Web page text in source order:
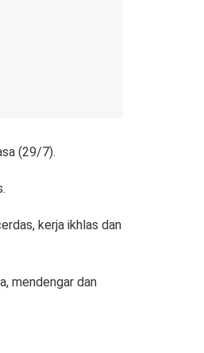
(29/7).
kerja ikhlas dan
mendengar dan